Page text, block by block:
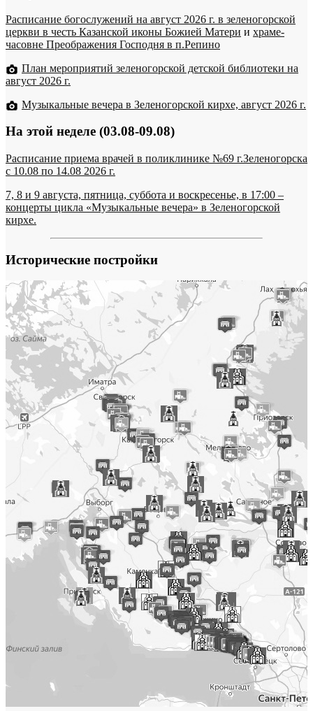
Расписание богослужений на август 2026 г. в зеленогорской
церкви в честь Казанской иконы Божией Матери и храме-
часовне Преображения Господня в п.Репино
План мероприятий зеленогорской детской библиотеки на
август 2026 г.
Музыкальные вечера в Зеленогорской кирхе, август 2026 г.
На этой неделе (03.08-09.08)
Расписание приема врачей в поликлинике №69 г.Зеленогорска
c 10.08 по 14.08 2026 г.
7, 8 и 9 августа, пятница, суббота и воскресенье, в 17:00 –
концерты цикла «Музыкальные вечера» в Зеленогорской
кирхе.
Исторические постройки